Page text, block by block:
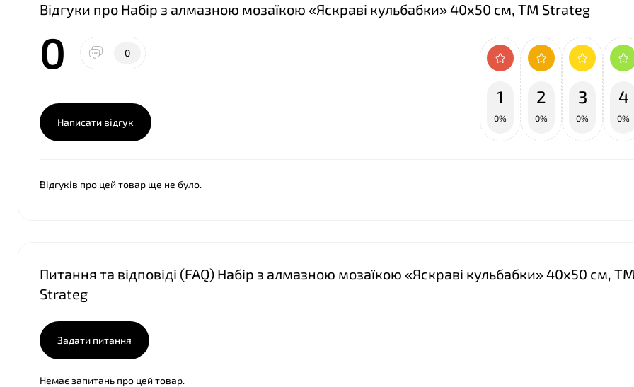
Відгуки про Набір з алмазною мозаїкою «Яскраві кульбабки» 40х50 см, ТМ Strateg
0 0
Написати відгук
1
0%
2
0%
3
0%
4
0%
Відгуків про цей товар ще не було.
Питання та відповіді (FAQ) Набір з алмазною мозаїкою «Яскраві кульбабки» 40х50 см,
Strateg
Задати питання
Немає запитань про цей товар.
❤